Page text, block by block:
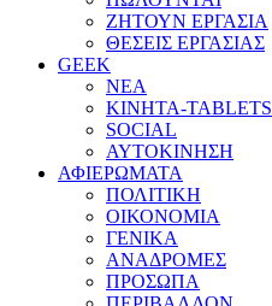
ΖΗΤΟΥΝ ΕΡΓΑΣΙΑ
ΘΕΣΕΙΣ ΕΡΓΑΣΙΑΣ
GEEK
ΝΕΑ
ΚΙΝΗΤΑ-TABLETS
SOCIAL
ΑΥΤΟΚΙΝΗΣΗ
ΑΦΙΕΡΩΜΑΤΑ
ΠΟΛΙΤΙΚΗ
ΟΙΚΟΝΟΜΙΑ
ΓΕΝΙΚΑ
ΑΝΑΔΡΟΜΕΣ
ΠΡΟΣΩΠΑ